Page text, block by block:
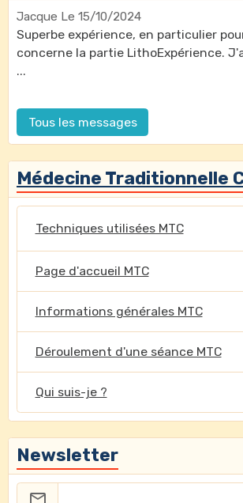
Jacque Le 15/10/2024
Superbe expérience, en particulier
concerne la partie LithoExpérience.
...
Tous les messages
Médecine Traditionnelle
Techniques utilisées MTC
Page d'accueil MTC
Informations générales MTC
Déroulement d'une séance MTC
Qui suis-je ?
Newsletter